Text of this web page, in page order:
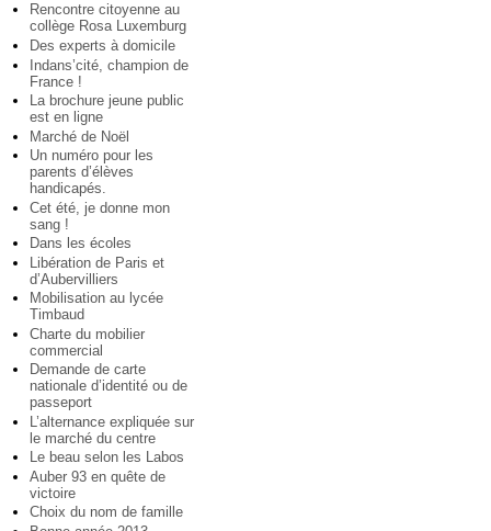
Rencontre citoyenne au
collège Rosa Luxemburg
Des experts à domicile
Indans’cité, champion de
France !
La brochure jeune public
est en ligne
Marché de Noël
Un numéro pour les
parents d’élèves
handicapés.
Cet été, je donne mon
sang !
Dans les écoles
Libération de Paris et
d’Aubervilliers
Mobilisation au lycée
Timbaud
Charte du mobilier
commercial
Demande de carte
nationale d’identité ou de
passeport
L’alternance expliquée sur
le marché du centre
Le beau selon les Labos
Auber 93 en quête de
victoire
Choix du nom de famille